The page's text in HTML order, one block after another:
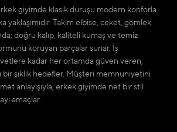
giyimde klasik duruşu modern konforla
yaklaşımıdır. Takım elbise, ceket, gömlek
doğru kalıp, kaliteli kumaş ve temiz
koruyan parçalar sunar. İş
kadar her ortamda güven veren,
bir şıklık hedefler. Müşteri memnuniyetini
anlayışıyla, erkek giyimde net bir stil
amaçlar.